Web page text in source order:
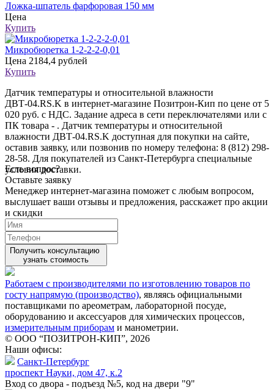
Ложка-шпатель фарфоровая 150 мм
Цена
Купить
Микробюретка 1-2-2-2-0,01
Цена 2184,4 рублей
Купить
Датчик температуры и относительной влажности
ДВТ-04.RS.K в интернет-магазине Позитрон-Кип по цене от 5
020 руб. с НДС. Задание адреса в сети переключателями или с
ПК товара - . Датчик температуры и относительной
влажности ДВТ-04.RS.K доступная для покупки на сайте,
оставив заявку, или позвонив по номеру телефона: 8 (812) 298-
28-58. Для покупателей из Санкт-Петербурга специальные
условия доставки.
Есть вопрос?
Оставьте заявку
Менеджер интернет-магазина поможет с любым вопросом,
выслушает ваши отзывы и предложения, расскажет про акции
и скидки
Получить консультацию
узнать стоимость
Работаем с производителями по изготовлению товаров по
госту напрямую (производство), являясь официальными
поставщиками по ареометрам, лабораторной посуде,
оборудованию и аксессуаров для химических процессов,
измерительным приборам и манометрии.
© ООО “ПОЗИТРОН-КИП”, 2026
Наши офисы:
Санкт-Петербург
проспект Науки, дом 47, к.2
Вход со двора - подъезд №5, код на двери "9"